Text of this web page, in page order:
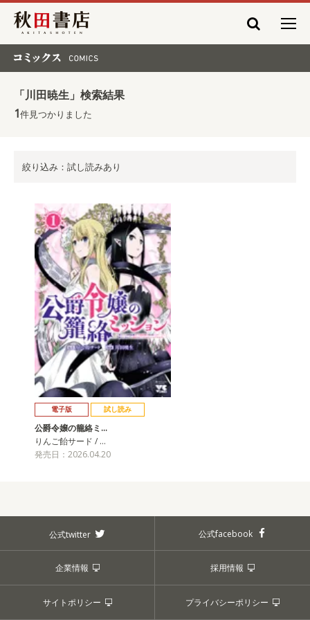
秋田書店
「川田暁生」検索結果
1件見つかりました
絞り込み：試し読みあり
電子版 試し読み
公爵令嬢の籠絡ミ…
りんご飴サード / …
発売日：2026.04.20
公式twitter 公式facebook
企業情報 採用情報
サイトポリシー プライバシーポリシー